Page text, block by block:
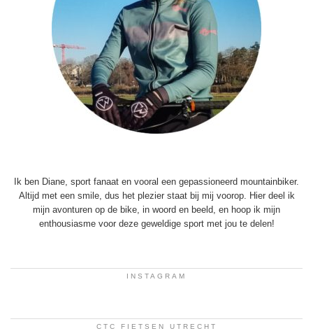
Ik ben Diane, sport fanaat en vooral een gepassioneerd mountainbiker.
Altijd met een smile, dus het plezier staat bij mij voorop. Hier deel ik
mijn avonturen op de bike, in woord en beeld, en hoop ik mijn
enthousiasme voor deze geweldige sport met jou te delen!
INSTAGRAM
CTC FIETSEN UTRECHT